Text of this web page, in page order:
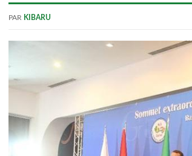
PAR KIBARU